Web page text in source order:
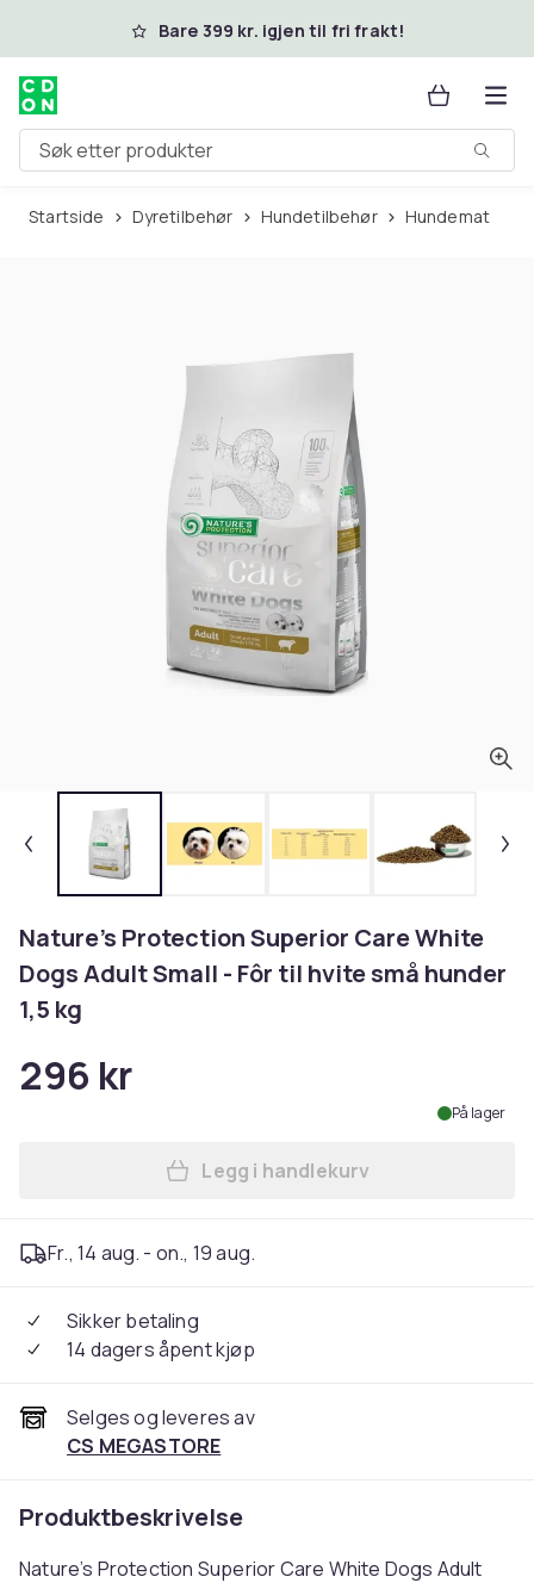
Hopp til hovedinnholdBare 399 kr. igjen til fri frakt!
Søk etter produkter
Startside Dyretilbehør Hundetilbehør Hundemat
Nature’s Protection Superior Care White
Dogs Adult Small - Fôr til hvite små hunder
1,5 kg
296 kr
På lager
Legg Nature’s Protection
Legg i handlekurv
Fr., 14 aug. - on., 19 aug.
Sikker betaling
14 dagers åpent kjøp
Selges og leveres av
CS MEGASTORE
Produktbeskrivelse
Nature’s Protection Superior Care White Dogs Adult